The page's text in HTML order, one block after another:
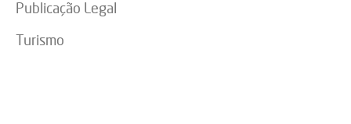
Publicação Legal
Turismo